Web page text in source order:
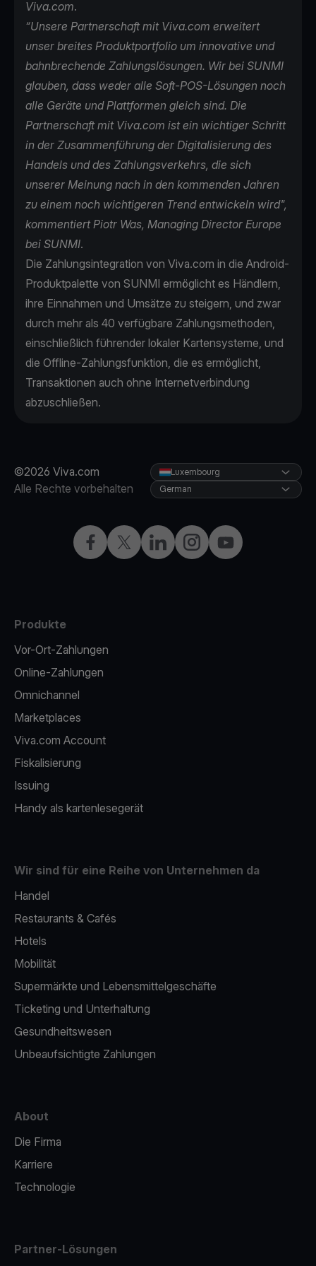
Viva.com.
“Unsere Partnerschaft mit Viva.com erweitert
unser breites Produktportfolio um innovative und
bahnbrechende Zahlungslösungen. Wir bei SUNMI
glauben, dass weder alle Soft-POS-Lösungen noch
alle Geräte und Plattformen gleich sind. Die
Partnerschaft mit Viva.com ist ein wichtiger Schritt
in der Zusammenführung der Digitalisierung des
Handels und des Zahlungsverkehrs, die sich
unserer Meinung nach in den kommenden Jahren
zu einem noch wichtigeren Trend entwickeln wird",
kommentiert Piotr Was, Managing Director Europe
bei SUNMI.
Die Zahlungsintegration von Viva.com in die Android-
Produktpalette von SUNMI ermöglicht es Händlern,
ihre Einnahmen und Umsätze zu steigern, und zwar
durch mehr als 40 verfügbare Zahlungsmethoden,
einschließlich führender lokaler Kartensysteme, und
die Offline-Zahlungsfunktion, die es ermöglicht,
Transaktionen auch ohne Internetverbindung
abzuschließen.
©2026 Viva.com
Alle Rechte vorbehalten
Facebook
X LinkedInInstagramYouTube
Luxembourg
German
Produkte
Vor-Ort-Zahlungen
Online-Zahlungen
Omnichannel
Marketplaces
Viva.com Account
Fiskalisierung
Issuing
Handy als kartenlesegerät
Wir sind für eine Reihe von Unternehmen da
Handel
Restaurants & Cafés
Hotels
Mobilität
Supermärkte und Lebensmittelgeschäfte
Ticketing und Unterhaltung
Gesundheitswesen
Unbeaufsichtigte Zahlungen
About
Die Firma
Karriere
Technologie
Partner-Lösungen